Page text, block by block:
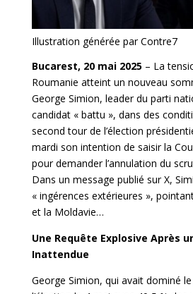
Illustration générée par Contre7
Bucarest, 20 mai 2025– La
Roumanie atteint un nouveau
George Simion, leader du parti
candidat « battu », dans des
second tour de l’élection
mardi son intention de saisir la
pour demander l’annulation du
Dans un message publié sur X,
« ingérences extérieures »,
et la Moldavie…
Une Requête Explosive Après
Inattendue
George Simion, qui avait dominé